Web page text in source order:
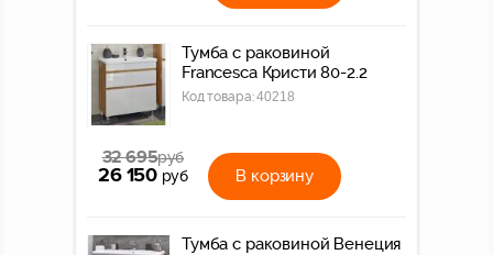
Тумба с раковиной
Francesca Кристи 80-2.2
Код товара:40218
32 695руб
26 150 руб В корзину
Тумба с раковиной Венеция